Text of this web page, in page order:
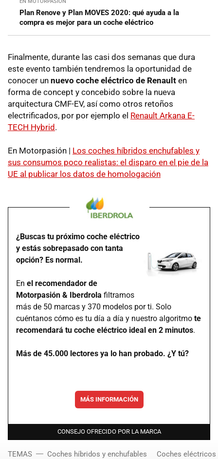
Plan Renove y Plan MOVES 2020: qué ayuda a la
compra es mejor para un coche eléctrico
Finalmente, durante las casi dos semanas que dura
este evento también tendremos la oportunidad de
conocer un nuevo coche eléctrico de Renault en
forma de concept y concebido sobre la nueva
arquitectura CMF-EV, así como otros retoños
electrificados, por por ejemplo el Renault Arkana E-
TECH Hybrid.
En Motorpasión | Los coches híbridos enchufables y
sus consumos poco realistas: el disparo en el pie de la
UE al publicar los datos de homologación
¿Buscas tu próximo coche eléctrico
y estás sobrepasado con tanta
opción? Es normal.
En el recomendador de
Motorpasión & Iberdrola filtramos
más de 50 marcas y 370 modelos por ti. Solo
cuéntanos cómo es tu día a día y nuestro algoritmo te
recomendará tu coche eléctrico ideal en 2 minutos.
Más de 45.000 lectores ya lo han probado. ¿Y tú?
MÁS INFORMACIÓN
CONSEJO OFRECIDO POR LA MARCA
TEMAS Coches híbridos y enchufables Coches eléctricos